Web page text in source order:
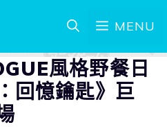
MENU
風格野餐日
回憶鑰匙》巨